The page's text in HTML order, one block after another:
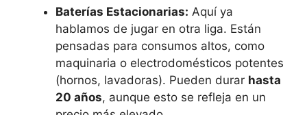
Baterías Estacionarias: Aquí ya
hablamos de jugar en otra liga. Están
pensadas para consumos altos, como
maquinaria o electrodomésticos potentes
(hornos, lavadoras). Pueden durar hasta
20 años, aunque esto se refleja en un